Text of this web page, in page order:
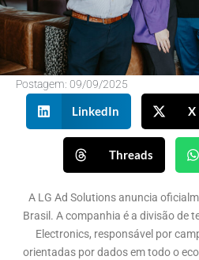
Postagem: 09/09/2025
LinkedIn X
Threads
A LG Ad Solutions anuncia
Brasil. A companhia é a divisão de
Electronics, responsável por
orientadas por dados em todo o